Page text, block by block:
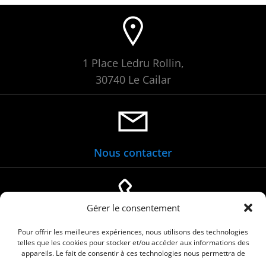
Gérer le consentement
Pour offrir les meilleures expériences, nous utilisons des technologies
telles que les cookies pour stocker et/ou accéder aux informations des
appareils. Le fait de consentir à ces technologies nous permettra de
1 Place Ledru Rollin,
30740 Le Cailar
Nous contacter
04 66 88 01 05